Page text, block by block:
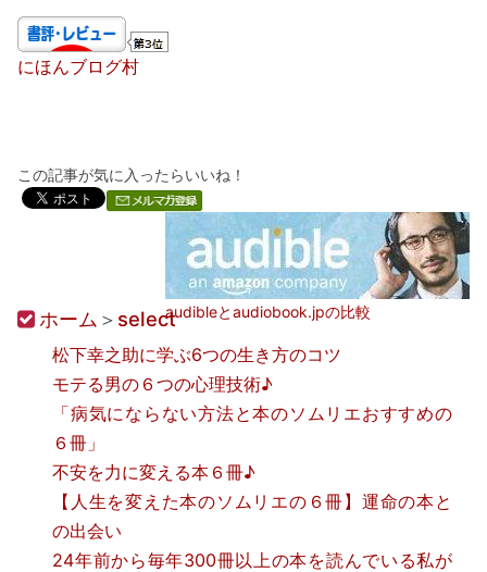
にほんブログ村
この記事が気に入ったらいいね！
audibleとaudiobook.jpの比較
ホーム ＞ select
松下幸之助に学ぶ6つの生き方のコツ
モテる男の６つの心理技術♪
「病気にならない方法と本のソムリエおすすめの
６冊」
不安を力に変える本６冊♪
【人生を変えた本のソムリエの６冊】運命の本と
の出会い
24年前から毎年300冊以上の本を読んでいる私が